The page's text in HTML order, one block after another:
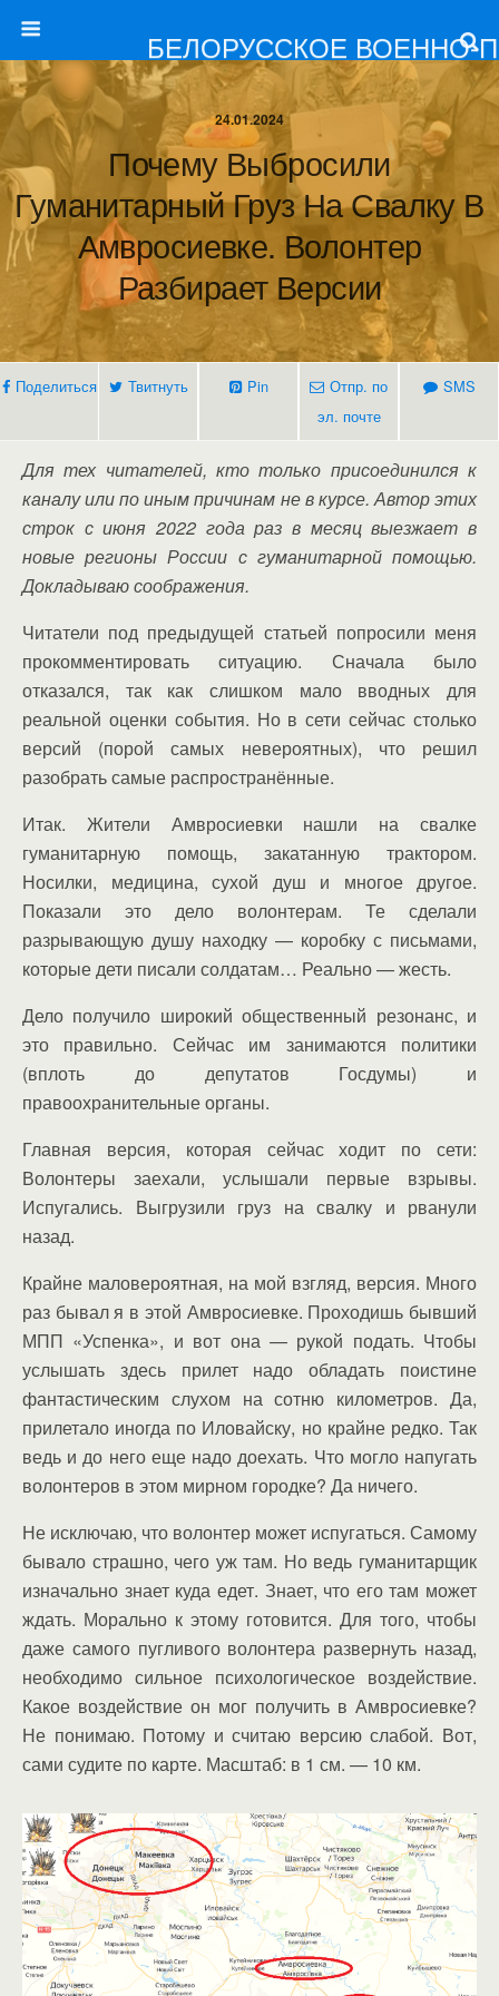
БЕЛОРУССКОЕ ВОЕННО-
24.01.2024
Почему Выбросили
Гуманитарный Груз На Свалку В
Амвросиевке. Волонтер
Разбирает Версии
Поделиться Твитнуть Pin
Отпр. по
эл. почте
SMS
Для тех читателей, кто только присоединился к
каналу или по иным причинам не в курсе. Автор этих
строк с июня 2022 года раз в месяц выезжает в
новые регионы России с гуманитарной помощью.
Докладываю соображения.
Читатели под предыдущей статьей попросили меня
прокомментировать ситуацию. Сначала было
отказался, так как слишком мало вводных для
реальной оценки события. Но в сети сейчас столько
версий (порой самых невероятных), что решил
разобрать самые распространённые.
Итак. Жители Амвросиевки нашли на свалке
гуманитарную помощь, закатанную трактором.
Носилки, медицина, сухой душ и многое другое.
Показали это дело волонтерам. Те сделали
разрывающую душу находку — коробку с письмами,
которые дети писали солдатам… Реально — жесть.
Дело получило широкий общественный резонанс, и
это правильно. Сейчас им занимаются политики
(вплоть до депутатов Госдумы) и
правоохранительные органы.
Главная версия, которая сейчас ходит по сети:
Волонтеры заехали, услышали первые взрывы.
Испугались. Выгрузили груз на свалку и рванули
назад.
Крайне маловероятная, на мой взгляд, версия. Много
раз бывал я в этой Амвросиевке. Проходишь бывший
МПП «Успенка», и вот она — рукой подать. Чтобы
услышать здесь прилет надо обладать поистине
фантастическим слухом на сотню километров. Да,
прилетало иногда по Иловайску, но крайне редко. Так
ведь и до него еще надо доехать. Что могло напугать
волонтеров в этом мирном городке? Да ничего.
Не исключаю, что волонтер может испугаться. Самому
бывало страшно, чего уж там. Но ведь гуманитарщик
изначально знает куда едет. Знает, что его там может
ждать. Морально к этому готовится. Для того, чтобы
даже самого пугливого волонтера развернуть назад,
необходимо сильное психологическое воздействие.
Какое воздействие он мог получить в Амвросиевке?
Не понимаю. Потому и считаю версию слабой. Вот,
сами судите по карте. Масштаб: в 1 см. — 10 км.